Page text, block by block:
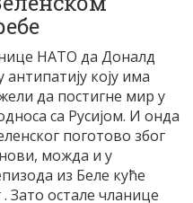
НАТО да Доналд
коју има
да постигне мир у
са Русијом. И онда
поготово због
можда и у
из Беле куће
Зато остале чланице